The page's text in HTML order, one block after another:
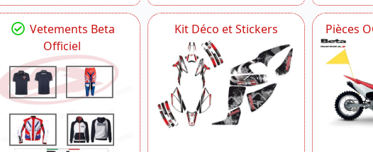
Vetements Beta
Officiel
Kit Déco et Stickers Pièces